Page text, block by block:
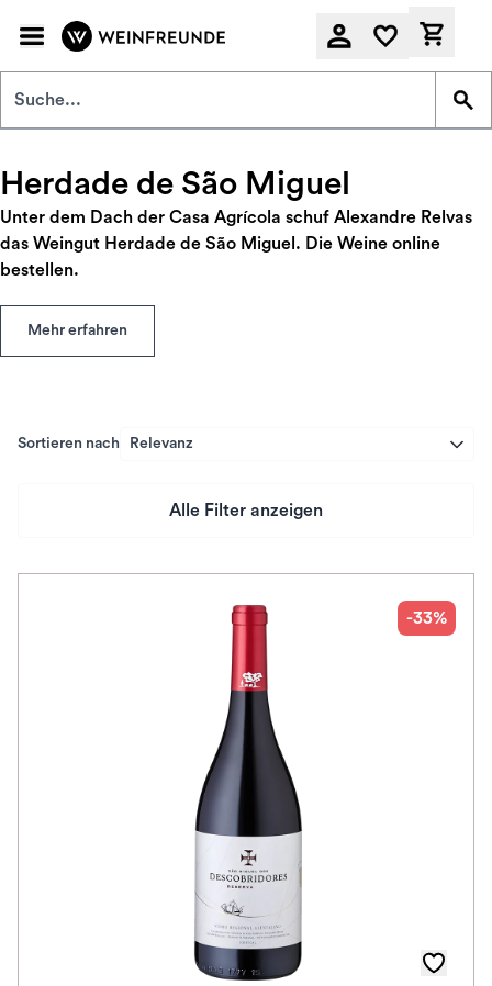
Herdade de São Miguel
Unter dem Dach der Casa Agrícola schuf Alexandre Relvas
das Weingut Herdade de São Miguel. Die Weine online
bestellen.
Mehr erfahren
Sortieren nach Relevanz
Alle Filter anzeigen
-33%